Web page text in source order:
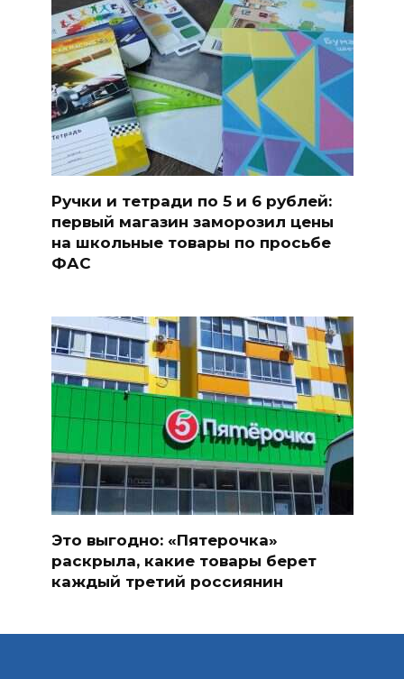
Ручки и тетради по 5 и 6 рублей:
первый магазин заморозил цены
на школьные товары по просьбе
ФАС
Это выгодно: «Пятерочка»
раскрыла, какие товары берет
каждый третий россиянин